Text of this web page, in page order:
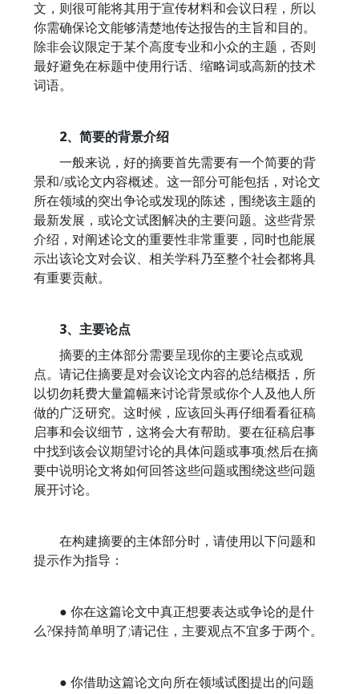
文，则很可能将其用于宣传材料和会议日程，所以
你需确保论文能够清楚地传达报告的主旨和目的。
除非会议限定于某个高度专业和小众的主题，否则
最好避免在标题中使用行话、缩略词或高新的技术
词语。
2、简要的背景介绍
一般来说，好的摘要首先需要有一个简要的背
景和/或论文内容概述。这一部分可能包括，对论文
所在领域的突出争论或发现的陈述，围绕该主题的
最新发展，或论文试图解决的主要问题。这些背景
介绍，对阐述论文的重要性非常重要，同时也能展
示出该论文对会议、相关学科乃至整个社会都将具
有重要贡献。
3、主要论点
摘要的主体部分需要呈现你的主要论点或观
点。请记住摘要是对会议论文内容的总结概括，所
以切勿耗费大量篇幅来讨论背景或你个人及他人所
做的广泛研究。这时候，应该回头再仔细看看征稿
启事和会议细节，这将会大有帮助。要在征稿启事
中找到该会议期望讨论的具体问题或事项;然后在摘
要中说明论文将如何回答这些问题或围绕这些问题
展开讨论。
在构建摘要的主体部分时，请使用以下问题和
提示作为指导：
● 你在这篇论文中真正想要表达或争论的是什
么?保持简单明了;请记住，主要观点不宜多于两个。
● 你借助这篇论文向所在领域试图提出的问题